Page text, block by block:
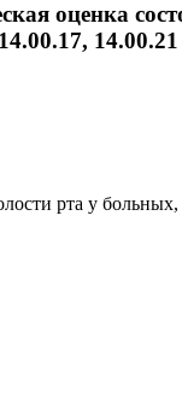
оценка
рта у